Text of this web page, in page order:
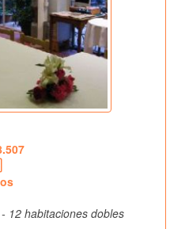
12 habitaciones dobles